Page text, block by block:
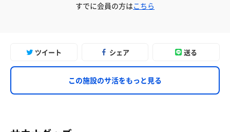
すでに会員の方はこちら
ツイート シェア 送る
この施設のサ活をもっと見る